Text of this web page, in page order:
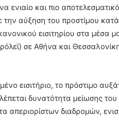
ενιαίο και πιο
την αύξηση του προστίμου
εισιτηρίου στα μέσα
σε Αθήνα και
εισιτήριο, το πρόστιμο
δυνατότητα μείωσης του
διαδρομών,